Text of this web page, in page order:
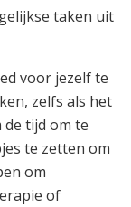
taken uit
voor jezelf te
zelfs als het
tijd om te
te zetten om
om
of